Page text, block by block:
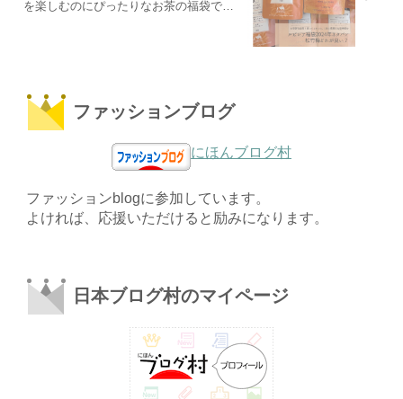
を楽しむのにぴったりなお茶の福袋で
ファッションブログ
にほんブログ村
ファッションblogに参加しています。
よければ、応援いただけると励みになります。
日本ブログ村のマイページ